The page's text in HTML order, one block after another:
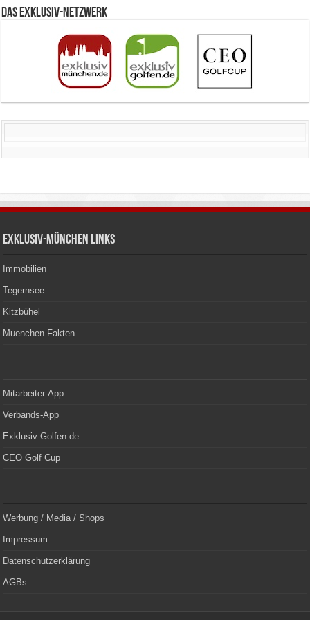
Das Exklusiv-Netzwerk
Exklusiv-München Links
Immobilien
Tegernsee
Kitzbühel
Muenchen Fakten
Mitarbeiter-App
Verbands-App
Exklusiv-Golfen.de
CEO Golf Cup
Werbung / Media / Shops
Impressum
Datenschutzerklärung
AGBs